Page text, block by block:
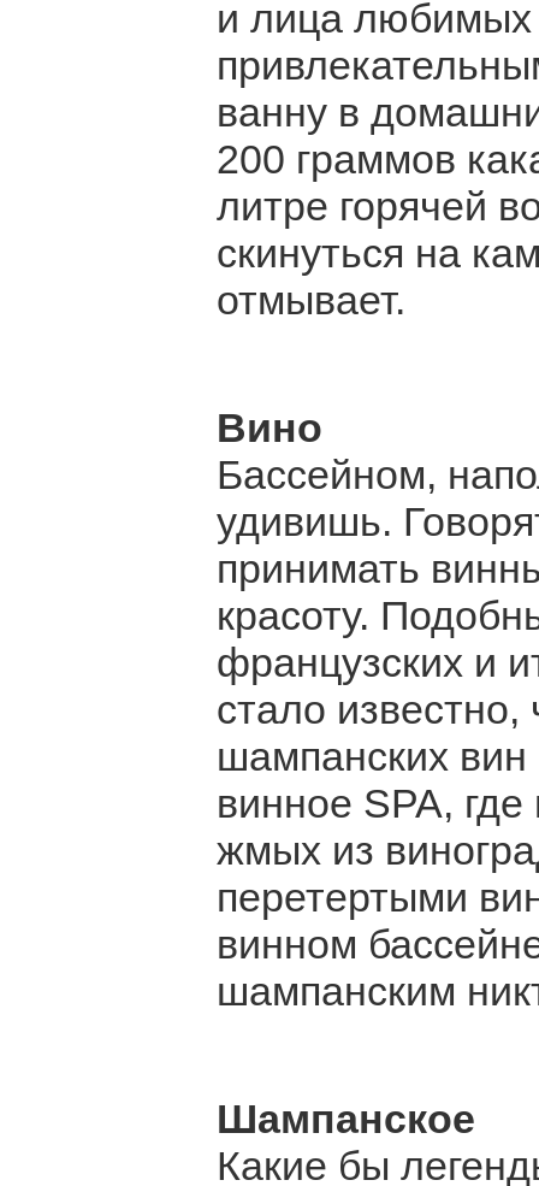
и лица любимых
ванну в
200 граммов
литре горячей
скинуться на
отмывает.
Вино
Бассейном,
удивишь.
принимать
красоту.
французских и
стало известно,
шампанских
винное SPA,
жмых из
перетертыми
винном
шампанским
Шампанское
Какие бы